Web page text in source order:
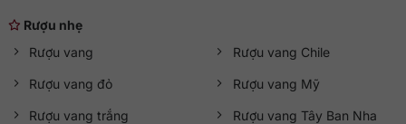
Rượu nhẹ
Rượu vang
Rượu vang đỏ
Rượu vang trắng
Rượu vang Chile
Rượu vang Mỹ
Rượu vang Tây Ban Nha